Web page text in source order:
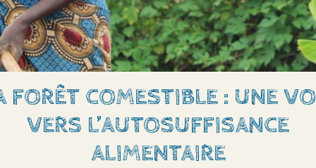
FORÊT COMESTIBLE : UNE
VERS L’AUTOSUFFISANCE
ALIMENTAIRE